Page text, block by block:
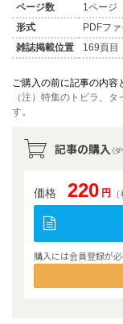
ページ数
1ペー
形式
PDFフ
雑誌掲載位置
169頁目
ご購入の前に記事の内容
（注）特集のトビラ、
す。
記事の購入 （
価格 220 円
購入には会員登録が必